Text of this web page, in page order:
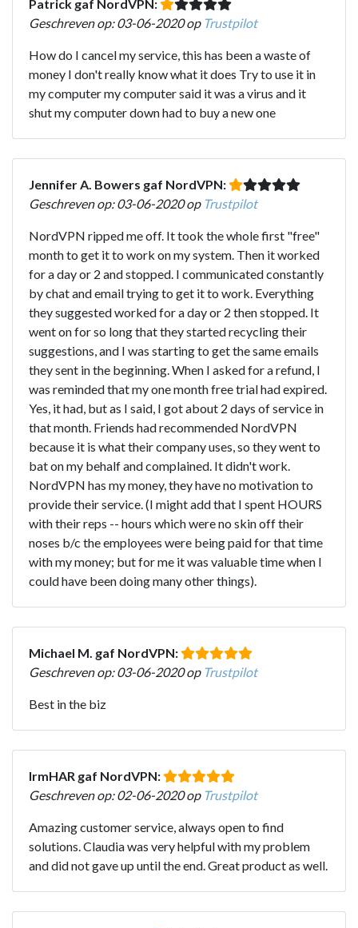
Patrick gaf NordVPN:
Geschreven op: 03-06-2020 op Trustpilot
How do I cancel my service, this has been a waste of
money I don't really know what it does Try to use it in
my computer my computer said it was a virus and it
shut my computer down had to buy a new one
Jennifer A. Bowers gaf NordVPN:
Geschreven op: 03-06-2020 op Trustpilot
NordVPN ripped me off. It took the whole first "free"
month to get it to work on my system. Then it worked
for a day or 2 and stopped. I communicated constantly
by chat and email trying to get it to work. Everything
they suggested worked for a day or 2 then stopped. It
went on for so long that they started recycling their
suggestions, and I was starting to get the same emails
they sent in the beginning. When I asked for a refund, I
was reminded that my one month free trial had expired.
Yes, it had, but as I said, I got about 2 days of service in
that month. Friends had recommended NordVPN
because it is what their company uses, so they went to
bat on my behalf and complained. It didn't work.
NordVPN has my money, they have no motivation to
provide their service. (I might add that I spent HOURS
with their reps -- hours which were no skin off their
noses b/c the employees were being paid for that time
with my money; but for me it was valuable time when I
could have been doing many other things).
Michael M. gaf NordVPN:
Geschreven op: 03-06-2020 op Trustpilot
Best in the biz
IrmHAR gaf NordVPN:
Geschreven op: 02-06-2020 op Trustpilot
Amazing customer service, always open to find
solutions. Claudia was very helpful with my problem
and did not gave up until the end. Great product as well.